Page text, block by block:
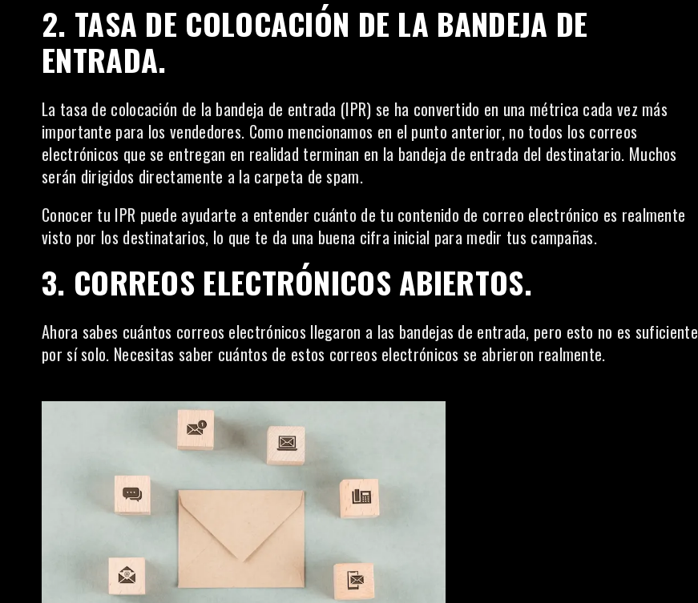
2. TASA DE COLOCACIÓN DE LA BANDEJA DE
ENTRADA.
La tasa de colocación de la bandeja de entrada (IPR) se ha convertido en una métrica cada vez más
importante para los vendedores. Como mencionamos en el punto anterior, no todos los correos
electrónicos que se entregan en realidad terminan en la bandeja de entrada del destinatario. Muchos
serán dirigidos directamente a la carpeta de spam.
Conocer tu IPR puede ayudarte a entender cuánto de tu contenido de correo electrónico es realmente
visto por los destinatarios, lo que te da una buena cifra inicial para medir tus campañas.
3. CORREOS ELECTRÓNICOS ABIERTOS.
Ahora sabes cuántos correos electrónicos llegaron a las bandejas de entrada, pero esto no es suficiente
por sí solo. Necesitas saber cuántos de estos correos electrónicos se abrieron realmente.